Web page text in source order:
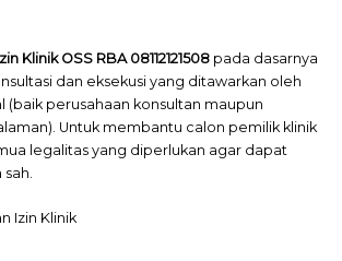
Klinik OSS RBA 08112121508 pada dasarnya
dan eksekusi yang ditawarkan oleh
(baik perusahaan konsultan maupun
Untuk membantu calon pemilik klinik
legalitas yang diperlukan agar dapat